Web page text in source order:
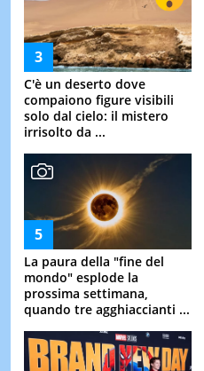
C'è un deserto dove
compaiono figure visibili
solo dal cielo: il mistero
irrisolto da ...
La paura della "fine del
mondo" esplode la
prossima settimana,
quando tre agghiaccianti ...